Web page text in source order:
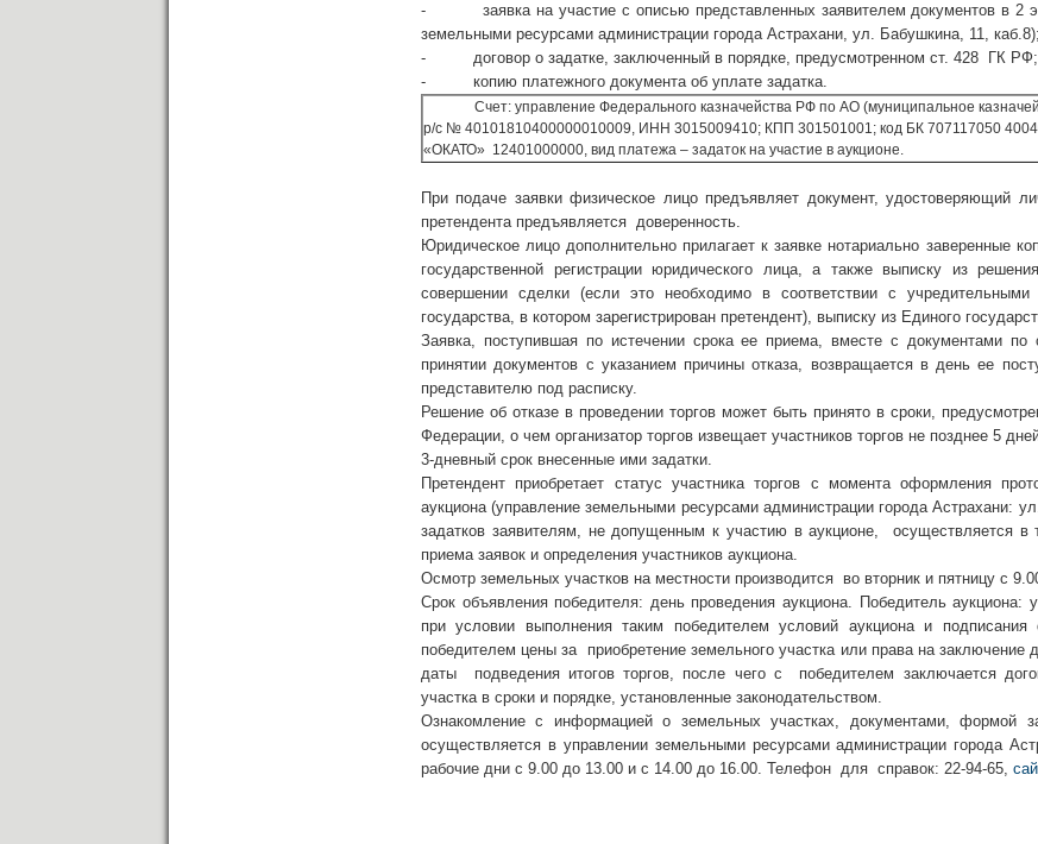
- заявка на участие с описью представленных заявителем документов в 2
земельными ресурсами администрации города Астрахани, ул. Бабушкина, 11, каб.8);
- договор о задатке, заключенный в порядке, предусмотренном ст. 428 ГК РФ;
- копию платежного документа об уплате задатка.
Счет: управление Федерального казначейства РФ по АО (муниципальное
р/с № 40101810400000010009, ИНН 3015009410; КПП 301501001; код БК 707117050
«ОКАТО» 12401000000, вид платежа – задаток на участие в аукционе.
При подаче заявки физическое лицо предъявляет документ, удостоверяющий
претендента предъявляется доверенность.
Юридическое лицо дополнительно прилагает к заявке нотариально заверенные
государственной регистрации юридического лица, а также выписку из
совершении сделки (если это необходимо в соответствии с учредительными
государства, в котором зарегистрирован претендент), выписку из Единого
Заявка, поступившая по истечении срока ее приема, вместе с документами по
принятии документов с указанием причины отказа, возвращается в день ее
представителю под расписку.
Решение об отказе в проведении торгов может быть принято в сроки,
Федерации, о чем организатор торгов извещает участников торгов не позднее 5
3-дневный срок внесенные ими задатки.
Претендент приобретает статус участника торгов с момента оформления
аукциона (управление земельными ресурсами администрации города Астрахани:
задатков заявителям, не допущенным к участию в аукционе, осуществляется
приема заявок и определения участников аукциона.
Осмотр земельных участков на местности производится во вторник и пятницу с
Cрок объявления победителя: день проведения аукциона. Победитель
при условии выполнения таким победителем условий аукциона и
победителем цены за приобретение земельного участка или права на заключение
даты подведения итогов торгов, после чего с победителем заключается
участка в сроки и порядке, установленные законодательством.
Ознакомление с информацией о земельных участках, документами, формой
осуществляется в управлении земельными ресурсами администрации города
рабочие дни с 9.00 до 13.00 и с 14.00 до 16.00. Телефон для справок: 22-94-65,